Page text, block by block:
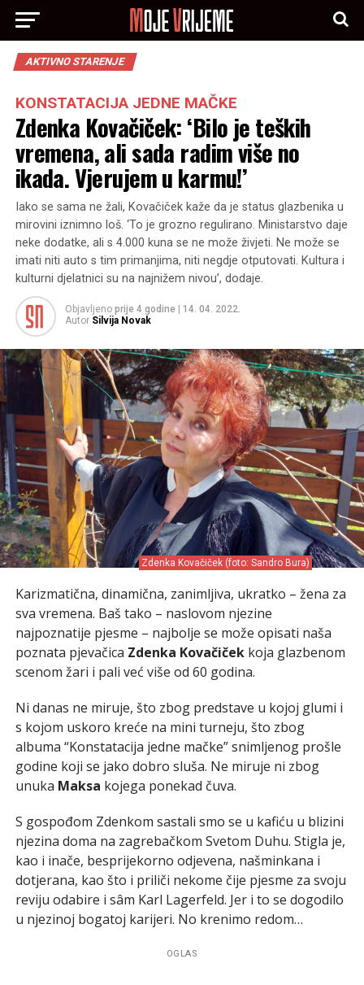
AKTIVNO STARENJE
KONSTATACIJA JEDNE MAČKE
Zdenka Kovačiček: ‘Bilo je teških
vremena, ali sada radim više no
ikada. Vjerujem u karmu!’
Iako se sama ne žali, Kovačiček kaže da je status glazbenika u
mirovini iznimno loš. ‘To je grozno regulirano. Ministarstvo daje
neke dodatke, ali s 4.000 kuna se ne može živjeti. Ne može se
imati niti auto s tim primanjima, niti negdje otputovati. Kultura i
kulturni djelatnici su na najnižem nivou’, dodaje.
Objavljeno prije 4 godine
14. 04. 2022.
Autor Silvija Novak
Zdenka Kovačiček (foto: Sandro Bura)
Karizmatična, dinamična, zanimljiva, ukratko – žena za
sva vremena. Baš tako – naslovom njezine
najpoznatije pjesme – najbolje se može opisati naša
poznata pjevačica Zdenka Kovačičekkoja glazbenom
scenom žari i pali već više od 60 godina.
Ni danas ne miruje, što zbog predstave u kojoj glumi i
s kojom uskoro kreće na mini turneju, što zbog
albuma “Konstatacija jedne mačke” snimljenog prošle
godine koji se jako dobro sluša. Ne miruje ni zbog
unuka Maksa kojega ponekad čuva.
S gospođom Zdenkom sastali smo se u kafiću u blizini
njezina doma na zagrebačkom Svetom Duhu. Stigla je,
kao i inače, besprijekorno odjevena, našminkana i
dotjerana, kao što i priliči nekome čije pjesme za svoju
reviju odabire i sâm Karl Lagerfeld. Jer i to se dogodilo
u njezinoj bogatoj karijeri. No krenimo redom…
OGLAS